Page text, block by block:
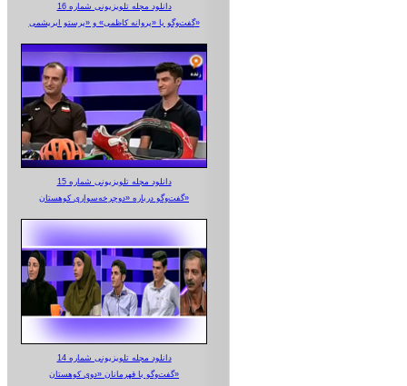
دانلود مجله تلویزیونی شماره 16
گفت‌وگو با «پروانه کاظمی» و «پرستو‌ ابریشمی»
دانلود مجله تلویزیونی شماره 15
گفت‌وگو درباره «دوچرخه‌سواری کوهستان»
دانلود مجله تلویزیونی شماره 14
گفت‌وگو با قهرمانان «دوی کوهستان»